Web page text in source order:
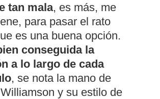
tan mala, es más, me
para pasar el rato
es una buena opción.
conseguida la
a lo largo de cada
, se nota la mano de
y su estilo de